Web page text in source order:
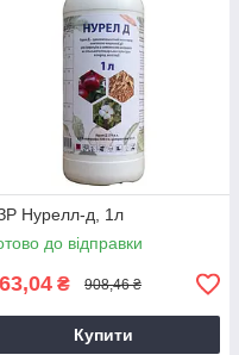
Нурелл-д, 1л
до відправки
₴ 908,46 ₴
Купити